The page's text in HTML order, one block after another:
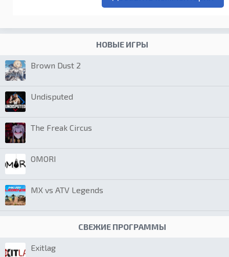
НОВЫЕ ИГРЫ
Brown Dust 2
Undisputed
The Freak Circus
OMORI
MX vs ATV Legends
СВЕЖИЕ ПРОГРАММЫ
Exitlag